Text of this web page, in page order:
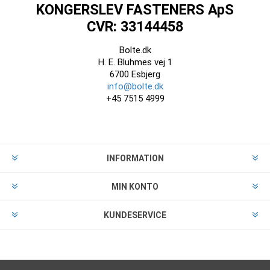
KONGERSLEV FASTENERS ApS
CVR: 33144458
Bolte.dk
H. E. Bluhmes vej 1
6700 Esbjerg
info@bolte.dk
+45 7515 4999
INFORMATION
MIN KONTO
KUNDESERVICE